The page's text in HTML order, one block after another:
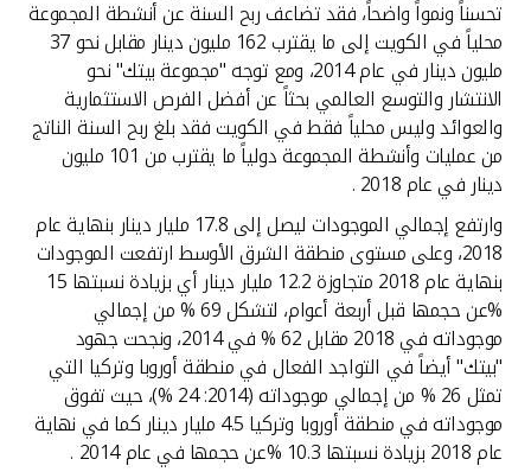
تحسناً ونمواً واضحاً، فقد تضاعف ربح السنة عن أنشطة المجموعة
محلياً في الكويت إلى ما يقترب 162 مليون دينار مقابل نحو 37
مليون دينار في عام 2014، ومع توجه "مجموعة بيتك" نحو
الانتشار والتوسع العالمي بحثاً عن أفضل الفرص الاستثمارية
والعوائد وليس محلياً فقط في الكويت فقد بلغ ربح السنة الناتج
من عمليات وأنشطة المجموعة دولياً ما يقترب من 101 مليون
دينار في عام 2018 .
وارتفع إجمالي الموجودات ليصل إلى 17.8 مليار دينار بنهاية عام
2018، وعلى مستوى منطقة الشرق الأوسط ارتفعت الموجودات
بنهاية عام 2018 متجاوزة 12.2 مليار دينار أي بزيادة نسبتها 15
%عن حجمها قبل أربعة أعوام، لتشكل 69 % من إجمالي
موجوداته في 2018 مقابل 62 % في 2014، ونجحت جهود
"بيتك" أيضاً في التواجد الفعال في منطقة أوروبا وتركيا التي
تمثل 26 % من إجمالي موجوداته (2014: 24 %)، حيث تفوق
موجوداته في منطقة أوروبا وتركيا 4.5 مليار دينار كما في نهاية
عام 2018 بزيادة نسبتها 10.3 %عن حجمها في عام 2014 .